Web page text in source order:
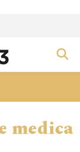
medica